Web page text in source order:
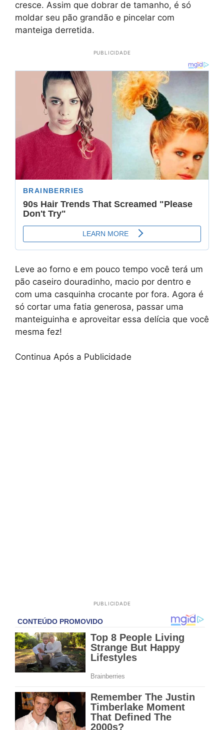
cresce. Assim que dobrar de tamanho, é só
moldar seu pão grandão e pincelar com
manteiga derretida.
PUBLICIDADE
Leve ao forno e em pouco tempo você terá um
pão caseiro douradinho, macio por dentro e
com uma casquinha crocante por fora. Agora é
só cortar uma fatia generosa, passar uma
manteiguinha e aproveitar essa delícia que você
mesma fez!
Continua Após a Publicidade
PUBLICIDADE